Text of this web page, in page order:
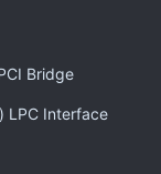
Bridge
LPC Interface